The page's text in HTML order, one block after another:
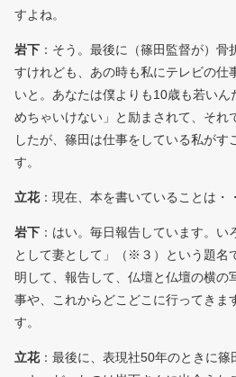
すよね。
岩下 ：そう。最後に（篠田監督が）
すけれども、あの時も私にテレビの仕
いと。あなたは僕よりも10歳も若い
めちゃいけない」と励まされて、それ
したが、篠田は仕事をしている私がす
す。
立花：現在、本を書いていることは・・
岩下 ：はい。毎日報告しています。
として妻として」（※３）という題名
明して、報告して、仏壇と仏壇の横の
事や、これからどこどこに行ってきま
す。
立花：最後に、表現社50年のときに篠